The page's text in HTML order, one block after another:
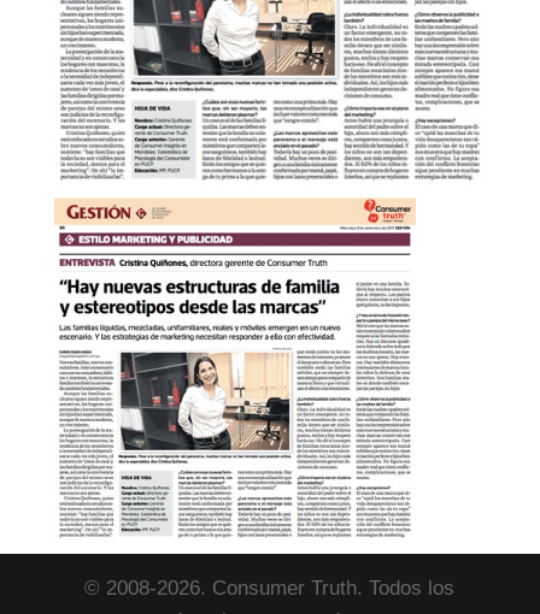
© 2008-2026. Consumer Truth. Todos los